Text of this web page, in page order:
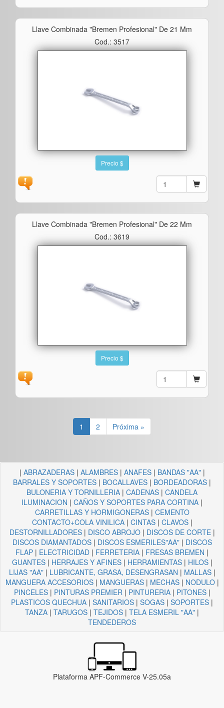
Llave Combinada "bremen Profesional" De 21 Mm
Cod.: 3517
Precio $
Llave Combinada "bremen Profesional" De 22 Mm
Cod.: 3619
Precio $
1 2 Próxima »
| ABRAZADERAS| ALAMBRES| ANAFES| BANDAS "AA"|
BARRALES Y SOPORTES | BOCALLAVES | BORDEADORAS |
BULONERIA Y TORNILLERIA | CADENAS | CANDELA
ILUMINACION | CAÑOS Y SOPORTES PARA CORTINA |
CARRETILLAS Y HORMIGONERAS| CEMENTO
CONTACTO+COLA VINILICA| CINTAS| CLAVOS|
DESTORNILLADORES| DISCO ABROJO| DISCOS DE CORTE|
DISCOS DIAMANTADOS| DISCOS ESMERILES"AA"| DISCOS
FLAP | ELECTRICIDAD | FERRETERIA | FRESAS BREMEN |
GUANTES| HERRAJES Y AFINES| HERRAMIENTAS| HILOS|
LIJAS "AA"| LUBRICANTE, GRASA, DESENGRASAN | MALLAS|
MANGUERA ACCESORIOS| MANGUERAS| MECHAS| NODULO|
PINCELES| PINTURAS PREMIER | PINTURERIA| PITONES|
PLASTICOS QUECHUA | SANITARIOS | SOGAS | SOPORTES |
TANZA | TARUGOS | TEJIDOS | TELA ESMERIL "AA" |
TENDEDEROS
Plataforma APF-Commerce V-25.05a